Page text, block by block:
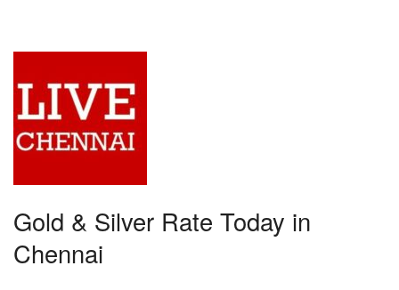
Gold & Silver Rate Today in
Chennai